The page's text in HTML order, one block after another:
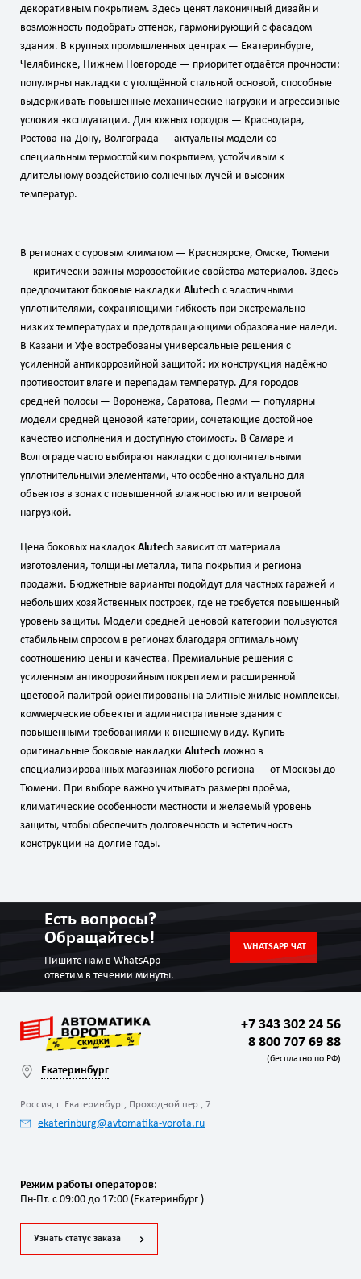
декоративным покрытием. Здесь ценят лаконичный дизайн и
возможность подобрать оттенок, гармонирующий с фасадом
здания. В крупных промышленных центрах — Екатеринбурге,
Челябинске, Нижнем Новгороде — приоритет отдаётся прочности:
популярны накладки с утолщённой стальной основой, способные
выдерживать повышенные механические нагрузки и агрессивные
условия эксплуатации. Для южных городов — Краснодара,
Ростова‑на‑Дону, Волгограда — актуальны модели со
специальным термостойким покрытием, устойчивым к
длительному воздействию солнечных лучей и высоких
температур.
В регионах с суровым климатом — Красноярске, Омске, Тюмени
— критически важны морозостойкие свойства материалов. Здесь
предпочитают боковые накладки Alutech с эластичными
уплотнителями, сохраняющими гибкость при экстремально
низких температурах и предотвращающими образование наледи.
В Казани и Уфе востребованы универсальные решения с
усиленной антикоррозийной защитой: их конструкция надёжно
противостоит влаге и перепадам температур. Для городов
средней полосы — Воронежа, Саратова, Перми — популярны
модели средней ценовой категории, сочетающие достойное
качество исполнения и доступную стоимость. В Самаре и
Волгограде часто выбирают накладки с дополнительными
уплотнительными элементами, что особенно актуально для
объектов в зонах с повышенной влажностью или ветровой
нагрузкой.
Цена боковых накладок Alutech зависит от материала
изготовления, толщины металла, типа покрытия и региона
продажи. Бюджетные варианты подойдут для частных гаражей и
небольших хозяйственных построек, где не требуется повышенный
уровень защиты. Модели средней ценовой категории пользуются
стабильным спросом в регионах благодаря оптимальному
соотношению цены и качества. Премиальные решения с
усиленным антикоррозийным покрытием и расширенной
цветовой палитрой ориентированы на элитные жилые комплексы,
коммерческие объекты и административные здания с
повышенными требованиями к внешнему виду. Купить
оригинальные боковые накладки Alutech можно в
специализированных магазинах любого региона — от Москвы до
Тюмени. При выборе важно учитывать размеры проёма,
климатические особенности местности и желаемый уровень
защиты, чтобы обеспечить долговечность и эстетичность
конструкции на долгие годы.
Есть вопросы?
Обращайтесь!
Пишите нам в WhatsApp
ответим в течении минуты.
WHATSAPP ЧАТ
Екатеринбург
Россия, г. Екатеринбург, Проходной пер., 7
ekaterinburg@avtomatika-vorota.ru
+7 343 302 24 56
8 800 707 69 88
(бесплатно по РФ)
Режим работы операторов:
Пн-Пт. с 09:00 до 17:00 (Екатеринбург )
Узнать статус заказа